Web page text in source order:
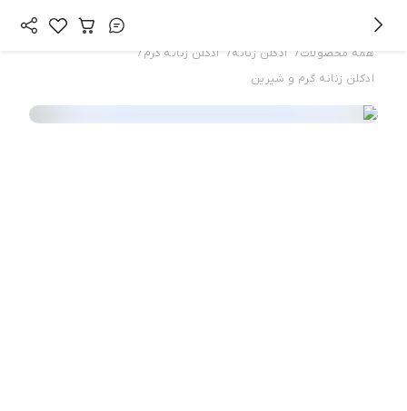
همه محصولات/ ادکلن زنانه/ ادکلن زنانه گرم /
ادکلن زنانه گرم و شیرین